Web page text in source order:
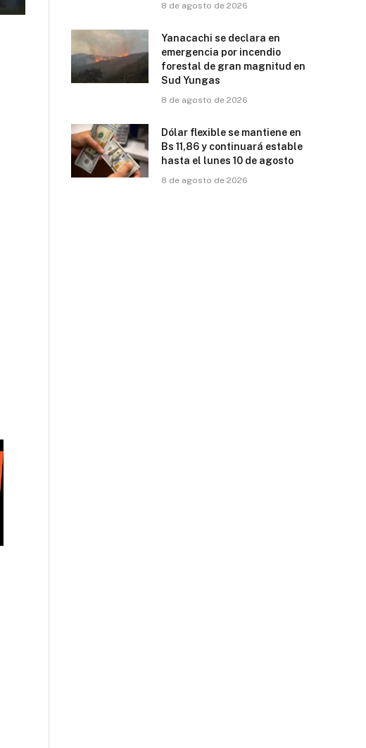
8 de agosto de 2026
Yanacachi se declara en
emergencia por incendio
forestal de gran magnitud en
Sud Yungas
8 de agosto de 2026
Dólar flexible se mantiene en
Bs 11,86 y continuará estable
hasta el lunes 10 de agosto
8 de agosto de 2026